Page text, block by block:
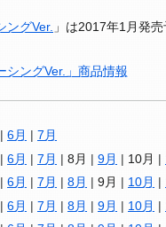
ングVer. 」は2017年1月発
シングVer.」商品情報
6月
7月
6月 7月 8月 9月 10月
6月 7月 8月 9月 10月
6月 7月 8月 9月 10月